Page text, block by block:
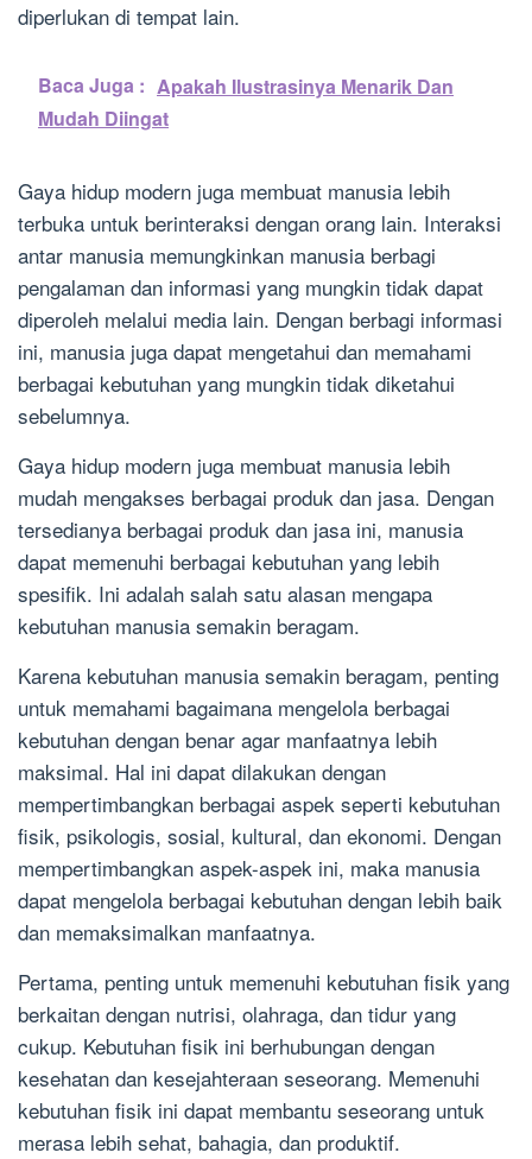
diperlukan di tempat lain.
Baca Juga : Apakah Ilustrasinya Menarik Dan
Mudah Diingat
Gaya hidup modern juga membuat manusia lebih
terbuka untuk berinteraksi dengan orang lain. Interaksi
antar manusia memungkinkan manusia berbagi
pengalaman dan informasi yang mungkin tidak dapat
diperoleh melalui media lain. Dengan berbagi informasi
ini, manusia juga dapat mengetahui dan memahami
berbagai kebutuhan yang mungkin tidak diketahui
sebelumnya.
Gaya hidup modern juga membuat manusia lebih
mudah mengakses berbagai produk dan jasa. Dengan
tersedianya berbagai produk dan jasa ini, manusia
dapat memenuhi berbagai kebutuhan yang lebih
spesifik. Ini adalah salah satu alasan mengapa
kebutuhan manusia semakin beragam.
Karena kebutuhan manusia semakin beragam, penting
untuk memahami bagaimana mengelola berbagai
kebutuhan dengan benar agar manfaatnya lebih
maksimal. Hal ini dapat dilakukan dengan
mempertimbangkan berbagai aspek seperti kebutuhan
fisik, psikologis, sosial, kultural, dan ekonomi. Dengan
mempertimbangkan aspek-aspek ini, maka manusia
dapat mengelola berbagai kebutuhan dengan lebih baik
dan memaksimalkan manfaatnya.
Pertama, penting untuk memenuhi kebutuhan fisik yang
berkaitan dengan nutrisi, olahraga, dan tidur yang
cukup. Kebutuhan fisik ini berhubungan dengan
kesehatan dan kesejahteraan seseorang. Memenuhi
kebutuhan fisik ini dapat membantu seseorang untuk
merasa lebih sehat, bahagia, dan produktif.